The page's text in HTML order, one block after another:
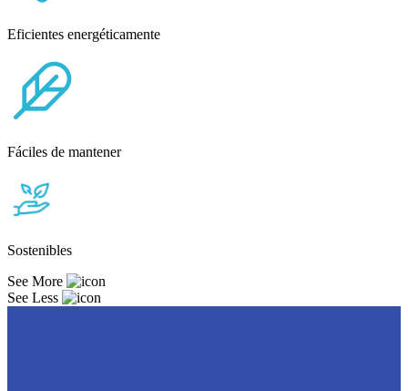
Eficientes energéticamente
Fáciles de mantener
Sostenibles
See More
See Less